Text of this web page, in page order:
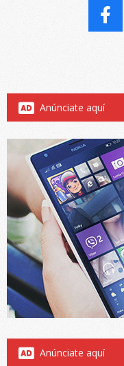
Anúnciate aquí
Anúnciate aquí